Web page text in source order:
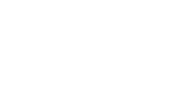
szer, amely a két legősibb és